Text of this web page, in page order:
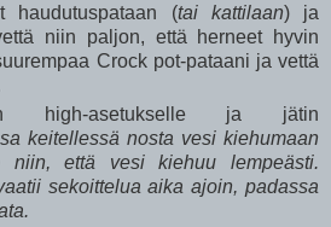
haudutuspataan (tai kattilaan) ja
niin paljon, että herneet hyvin
Crock pot-pataani ja vettä
high-asetukselle ja jätin
keitellessä nosta vesi kiehumaan
niin, että vesi kiehuu lempeästi.
sekoittelua aika ajoin, padassa